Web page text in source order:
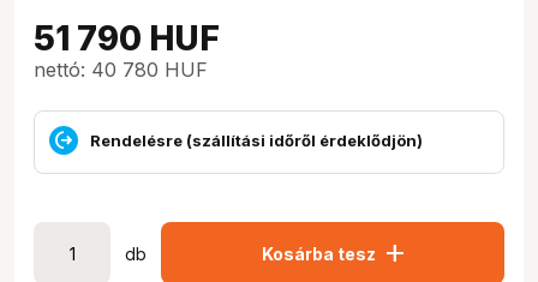
51 790 HUF
nettó: 40 780 HUF
Rendelésre (szállítási időről érdeklődjön)
db Kosárba tesz add